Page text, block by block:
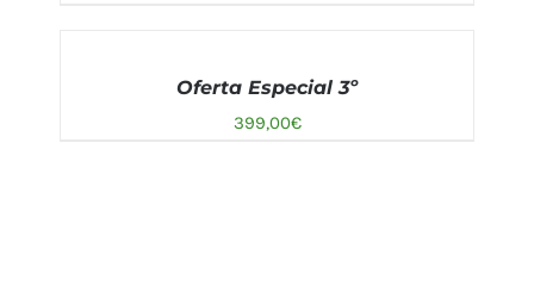
AÑADIR AL CARRITO / DETALLES
Oferta Especial 3º
399,00€